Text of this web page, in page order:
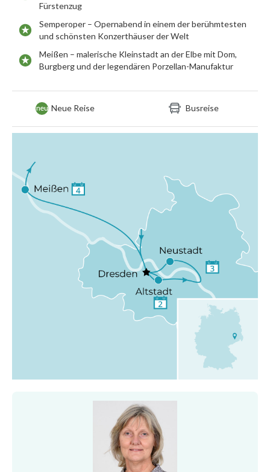
Fürstenzug
Semperoper – Opernabend in einem der berühmtesten
und schönsten Konzerthäuser der Welt
Meißen – malerische Kleinstadt an der Elbe mit Dom,
Burgberg und der legendären Porzellan-Manufaktur
Neue Reise Busreise